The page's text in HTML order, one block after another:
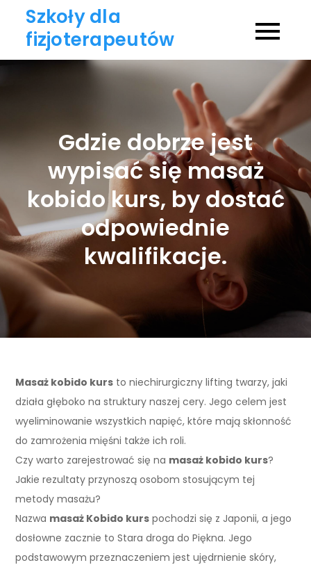
content
Szkoły dla
fizjoterapeutów
Gdzie dobrze jest
wypisać się masaż
kobido kurs, by dostać
odpowiednie
kwalifikacje.
Masaż kobido kurs to niechirurgiczny lifting twarzy, jaki
działa głęboko na struktury naszej cery. Jego celem jest
wyeliminowanie wszystkich napięć, które mają skłonność
do zamrożenia mięśni także ich roli.
Czy warto zarejestrować się na masaż kobido kurs?
Jakie rezultaty przynoszą osobom stosującym tej
metody masażu?
Nazwa masaż Kobido kurs pochodzi się z Japonii, a jego
dosłowne zacznie to Stara droga do Piękna. Jego
podstawowym przeznaczeniem jest ujędrnienie skóry,